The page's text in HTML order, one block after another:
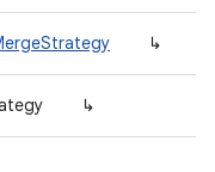
↳
↳